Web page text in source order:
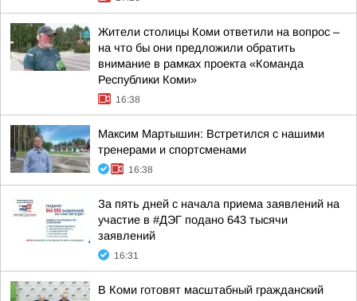
Жители столицы Коми ответили на вопрос –
на что бы они предложили обратить
внимание в рамках проекта «Команда
Республики Коми»
16:38
Максим Мартышин: Встретился с нашими
тренерами и спортсменами
16:38
За пять дней с начала приема заявлений на
участие в #ДЭГ подано 643 тысячи
заявлений
16:31
В Коми готовят масштабный гражданский